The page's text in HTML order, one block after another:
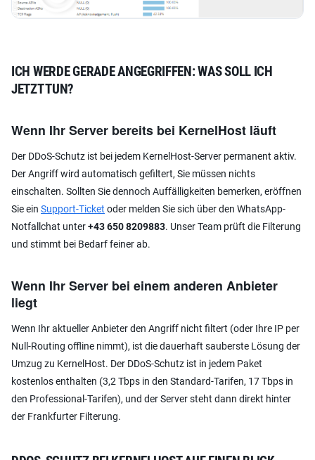
ICH WERDE GERADE ANGEGRIFFEN: WAS SOLL ICH
JETZT TUN?
Wenn Ihr Server bereits bei KernelHost läuft
Der DDoS-Schutz ist bei jedem KernelHost-Server permanent aktiv.
Der Angriff wird automatisch gefiltert, Sie müssen nichts
einschalten. Sollten Sie dennoch Auffälligkeiten bemerken, eröffnen
Sie ein Support-Ticket oder melden Sie sich über den WhatsApp-
Notfallchat unter+43 650 8209883. Unser Team prüft die Filterung
und stimmt bei Bedarf feiner ab.
Wenn Ihr Server bei einem anderen Anbieter
liegt
Wenn Ihr aktueller Anbieter den Angriff nicht filtert (oder Ihre IP per
Null-Routing offline nimmt), ist die dauerhaft sauberste Lösung der
Umzug zu KernelHost. Der DDoS-Schutz ist in jedem Paket
kostenlos enthalten (3,2 Tbps in den Standard-Tarifen, 17 Tbps in
den Professional-Tarifen), und der Server steht dann direkt hinter
der Frankfurter Filterung.